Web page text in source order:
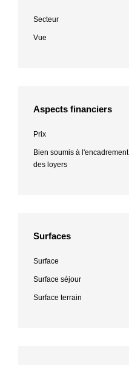
Secteur
Vue
Aspects financiers
Prix
Bien soumis à l'encadrement
des loyers
Surfaces
Surface
Surface séjour
Surface terrain